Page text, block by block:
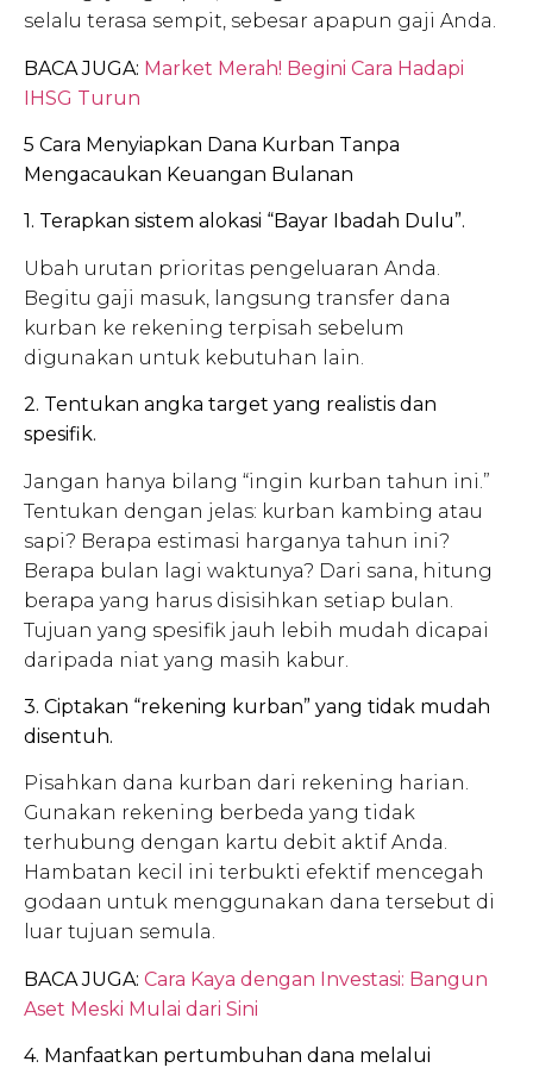
selalu terasa sempit, sebesar apapun gaji Anda.
BACA JUGA: Market Merah! Begini Cara Hadapi
IHSG Turun
5 Cara Menyiapkan Dana Kurban Tanpa
Mengacaukan Keuangan Bulanan
1. Terapkan sistem alokasi “Bayar Ibadah Dulu”.
Ubah urutan prioritas pengeluaran Anda.
Begitu gaji masuk, langsung transfer dana
kurban ke rekening terpisah sebelum
digunakan untuk kebutuhan lain.
2. Tentukan angka target yang realistis dan
spesifik.
Jangan hanya bilang “ingin kurban tahun ini.”
Tentukan dengan jelas: kurban kambing atau
sapi? Berapa estimasi harganya tahun ini?
Berapa bulan lagi waktunya? Dari sana, hitung
berapa yang harus disisihkan setiap bulan.
Tujuan yang spesifik jauh lebih mudah dicapai
daripada niat yang masih kabur.
3. Ciptakan “rekening kurban” yang tidak mudah
disentuh.
Pisahkan dana kurban dari rekening harian.
Gunakan rekening berbeda yang tidak
terhubung dengan kartu debit aktif Anda.
Hambatan kecil ini terbukti efektif mencegah
godaan untuk menggunakan dana tersebut di
luar tujuan semula.
BACA JUGA: Cara Kaya dengan Investasi: Bangun
Aset Meski Mulai dari Sini
4. Manfaatkan pertumbuhan dana melalui